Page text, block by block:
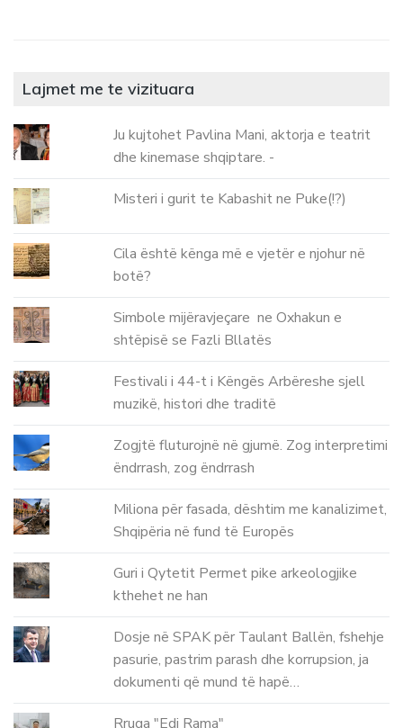
Lajmet me te vizituara
Ju kujtohet Pavlina Mani, aktorja e teatrit
dhe kinemase shqiptare. -
Misteri i gurit te Kabashit ne Puke(!?)
Cila është kënga më e vjetër e njohur në
botë?
Simbole mijëravjeçare ne Oxhakun e
shtëpisë se Fazli Bllatës
Festivali i 44-t i Këngës Arbëreshe sjell
muzikë, histori dhe traditë
Zogjtë fluturojnë në gjumë. Zog interpretimi
ëndrrash, zog ëndrrash
Miliona për fasada, dështim me kanalizimet,
Shqipëria në fund të Europës
Guri i Qytetit Permet pike arkeologjike
kthehet ne han
Dosje në SPAK për Taulant Ballën, fshehje
pasurie, pastrim parash dhe korrupsion, ja
dokumenti që mund të hapë…
Rruga "Edi Rama"